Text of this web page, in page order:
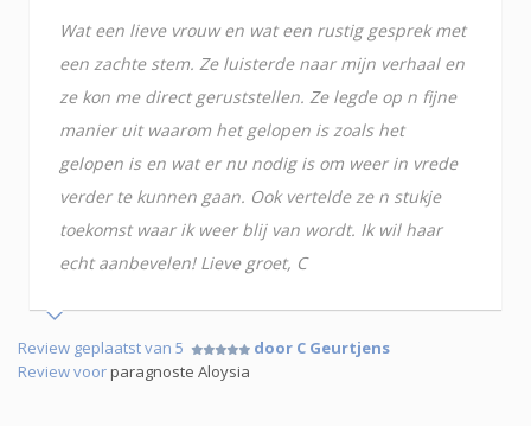
Wat een lieve vrouw en wat een rustig gesprek met
een zachte stem. Ze luisterde naar mijn verhaal en
ze kon me direct geruststellen. Ze legde op n fijne
manier uit waarom het gelopen is zoals het
gelopen is en wat er nu nodig is om weer in vrede
verder te kunnen gaan. Ook vertelde ze n stukje
toekomst waar ik weer blij van wordt. Ik wil haar
echt aanbevelen! Lieve groet, C
Review geplaatst van 5
door C Geurtjens
Review voorparagnoste Aloysia